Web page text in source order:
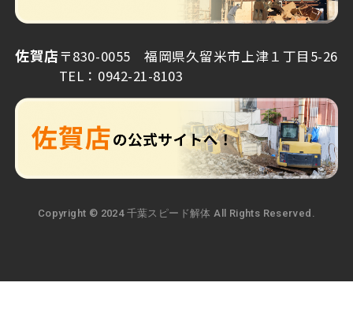
佐賀店〒830-0055 福岡県久留米市上津１丁目5-26
TEL：0942-21-8103
Copyright © 2024 千葉スピード解体 All Rights Reserved.